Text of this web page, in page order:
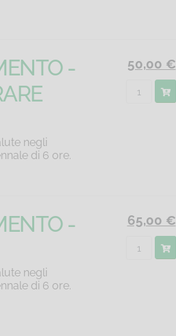
-
negli
di 6 ore.
50,00 €
-
negli
di 6 ore.
65,00 €